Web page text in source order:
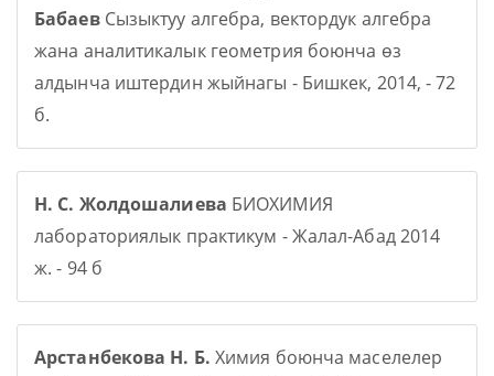
БабаевСызыктуу алгебра, вектордук алгебра
жана аналитикалык геометрия боюнча өз
алдынча иштердин жыйнагы - Бишкек, 2014, - 72
б.
Н. С. Жолдошалиева БИОХИМИЯ
лабораториялык практикум - Жалал-Абад 2014
ж. - 94 б
Арстанбекова Н. Б. Химия боюнча маселелер